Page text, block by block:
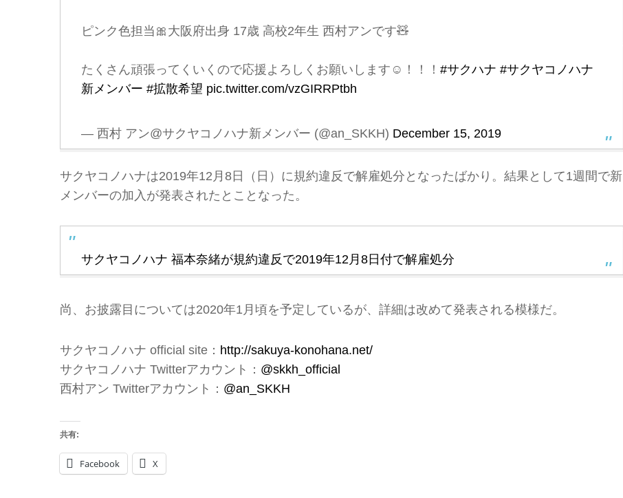
ピンク色担当🎀大阪府出身 17歳 高校2年生 西村アンです🧸
たくさん頑張ってくいくので応援よろしくお願いします☺️！！！ #サクハナ #サクヤコノハナ
新メンバー #拡散希望 pic.twitter.com/vzGIRRPtbh
— 西村 アン@サクヤコノハナ新メンバー (@an_SKKH) December 15, 2019
サクヤコノハナは2019年12月8日（日）に規約違反で解雇処分となったばかり。結果として1週間で新
メンバーの加入が発表されたとことなった。
サクヤコノハナ 福本奈緒が規約違反で2019年12月8日付で解雇処分
尚、お披露目については2020年1月頃を予定しているが、詳細は改めて発表される模様だ。
サクヤコノハナ official site： http://sakuya-konohana.net/
サクヤコノハナ Twitterアカウント： @skkh_official
西村アン Twitterアカウント： @an_SKKH
共有:
Facebook X